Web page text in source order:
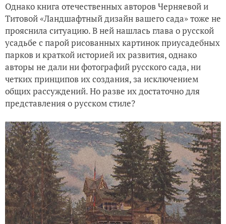
Однако книга отечественных авторов Черняевой и
Титовой «Ландшафтный дизайн вашего сада» тоже не
прояснила ситуацию. В ней нашлась глава о русской
усадьбе с парой рисованных картинок приусадебных
парков и краткой историей их развития, однако
авторы не дали ни фотографий русского сада, ни
четких принципов их создания, за исключением
общих рассуждений. Но разве их достаточно для
представления о русском стиле?